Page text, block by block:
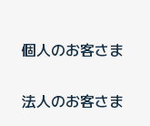
個人のお客さま
法人のお客さま